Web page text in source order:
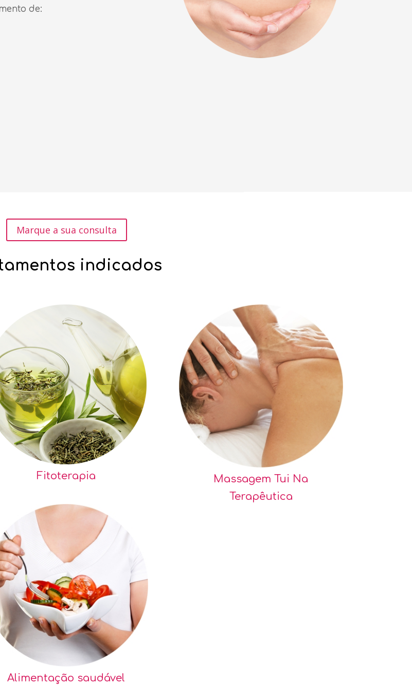
de:
Marque a sua consulta
indicados
Fitoterapia
Alimentação saudável
Massagem Tui Na
Terapêutica